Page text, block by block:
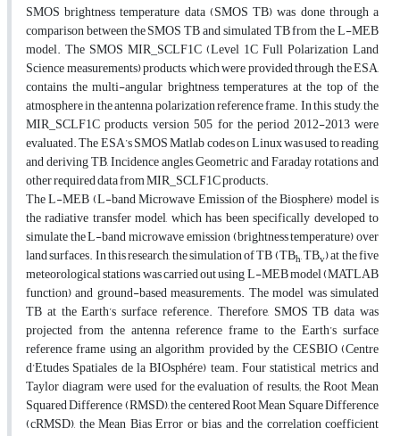
SMOS brightness temperature data (SMOS TB) was done through a
comparison between the SMOS TB and simulated TB from the L-MEB
model. The SMOS MIR_SCLF1C (Level 1C Full Polarization Land
Science measurements) products, which were provided through the ESA,
contains the multi-angular brightness temperatures at the top of the
atmosphere in the antenna polarization reference frame. In this study, the
MIR_SCLF1C products, version 505 for the period 2012-2013 were
evaluated. The ESA’s SMOS Matlab codes on Linux was used to reading
and deriving TB, Incidence angles, Geometric and Faraday rotations and
other required data from MIR_SCLF1C products.
The L-MEB (L-band Microwave Emission of the Biosphere) model is
the radiative transfer model, which has been specifically developed to
simulate the L-band microwave emission (brightness temperature) over
land surfaces. In this research, the simulation of TB (TBh, TBv) at the five
meteorological stations was carried out using L-MEB model (MATLAB
function) and ground-based measurements. The model was simulated
TB at the Earth’s surface reference. Therefore, SMOS TB data was
projected from the antenna reference frame to the Earth’s surface
reference frame using an algorithm provided by the CESBIO (Centre
d’Etudes Spatiales de la BIOsphére) team. Four statistical metrics and
Taylor diagram were used for the evaluation of results; the Root Mean
Squared Difference (RMSD), the centered Root Mean Square Difference
(cRMSD), the Mean Bias Error or bias and the correlation coefficient